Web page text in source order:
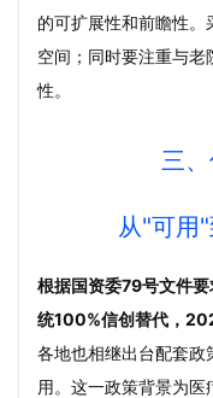
的可扩展性和前瞻性
空间；同时要注重与
性。
三
从"可用
根据国资委79号文件
统100%信创替代，
各地也相继出台配套政
用。这一政策背景为